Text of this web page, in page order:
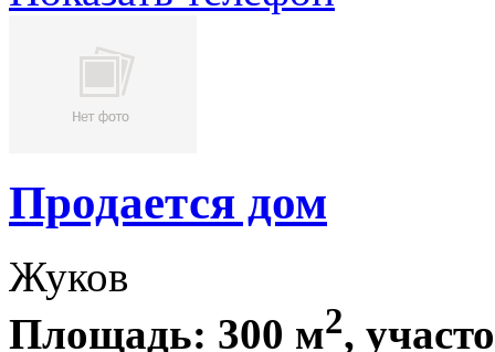
Продается дом
Жуков
Площадь: 300 м2,